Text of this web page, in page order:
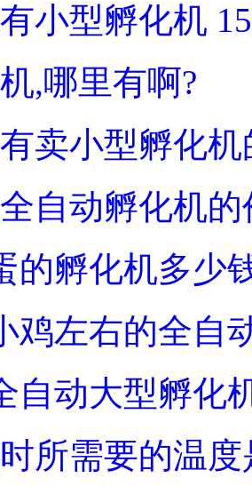
小型孵化机
,哪里有啊?
卖小型孵化机
自动孵化机的
的孵化机多少
鸡左右的全自
自动大型孵化
所需要的温度